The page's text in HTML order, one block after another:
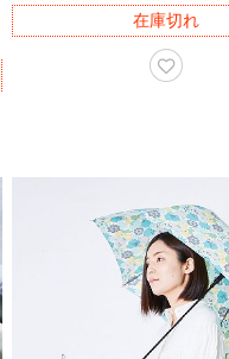
在庫切れ